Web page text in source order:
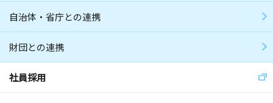
自治体・省庁との連携
財団との連携
社員採用